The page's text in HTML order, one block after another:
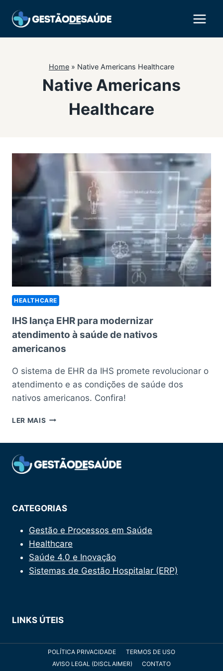
para
Home » Native Americans Healthcare
Native Americans
Healthcare
HEALTHCARE
IHS lança EHR para modernizar
atendimento à saúde de nativos
americanos
O sistema de EHR da IHS promete revolucionar o
atendimento e as condições de saúde dos
nativos americanos. Confira!
LER MAIS IHS
MODERNIZAR
ATENDIMENTO
NATIVOS
CATEGORIAS
Gestão e Processos em Saúde
Healthcare
Saúde 4.0 e Inovação
Sistemas de Gestão Hospitalar (ERP)
LINKS ÚTEIS
POLÍTICA PRIVACIDADE
TERMOS DE USO
AVISO LEGAL (DISCLAIMER)
CONTATO